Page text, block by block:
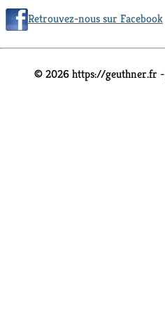
Retrouvez-nous sur Facebook
© 2026 https://geuthner.fr -